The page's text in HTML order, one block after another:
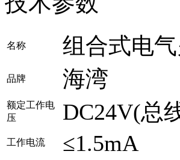
名称 组合式电
品牌 海湾
额定工作电
压
DC24V(总
工作电流 ≤1.5mA